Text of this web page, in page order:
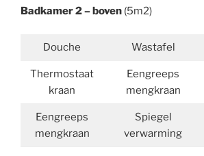
Badkamer 2 – boven (5m2)
Douche Wastafel
Thermostaat
kraan
Eengreeps
mengkraan
Eengreeps
mengkraan
Spiegel
verwarming